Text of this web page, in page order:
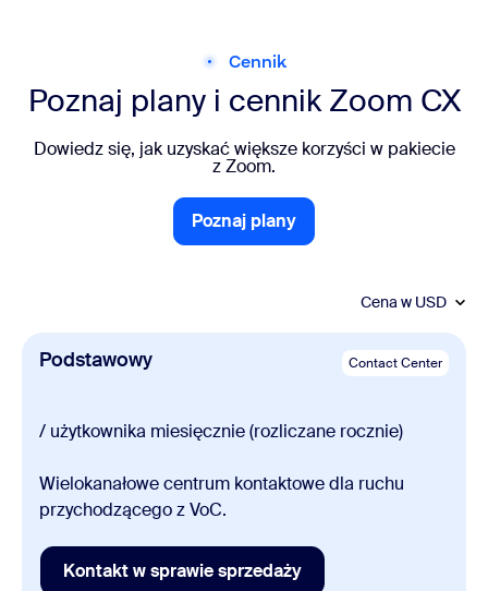
Cennik
Poznaj plany i cennik Zoom CX
Dowiedz się, jak uzyskać większe korzyści w pakiecie
z Zoom.
Poznaj plany
Poznaj plany
Cena w USD
Podstawowy Contact Center
/ użytkownika miesięcznie (rozliczane rocznie)
Wielokanałowe centrum kontaktowe dla ruchu
przychodzącego z VoC.
Kontakt w sprawie sprzedaży
Kontakt w sprawie sprzedaży